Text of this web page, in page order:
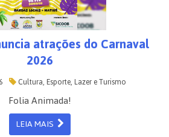
atrações do Carnaval
2026
Cultura, Esporte, Lazer e Turismo
Folia Animada!
LEIA MAIS